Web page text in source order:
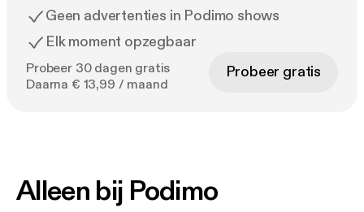
Geen advertenties in Podimo shows
Elk moment opzegbaar
Probeer 30 dagen gratis
Daarna € 13,99 / maand
Probeer gratis
Alleen bij Podimo